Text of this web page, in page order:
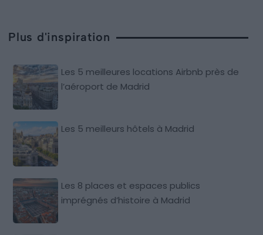
Plus d'inspiration
Les 5 meilleures locations Airbnb près de
l’aéroport de Madrid
Les 5 meilleurs hôtels à Madrid
Les 8 places et espaces publics
imprégnés d’histoire à Madrid